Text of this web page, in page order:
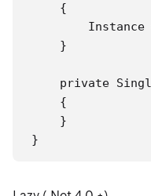
    {
Instance
    }
private
    {
    }
}